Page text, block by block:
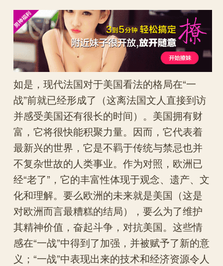
如是，现代法国对于美国看法的格局在“一
战”前就已经形成了（这离法国文人直接到访
并感受美国还有很长的时间）。美国拥有财
富，它将很快能积聚力量。因而，它代表着
最新兴的世界，它是不羁于传统与禁忌也并
不复杂世故的人类事业。作为对照，欧洲已
经“老了”，它的丰富性体现于观念、遗产、文
化和理解。要么欧洲的未来就是美国（这是
对欧洲而言最糟糕的结局），要么为了维护
其精神价值，奋起斗争，对抗美国。这些情
感在“一战”中得到了加强，并被赋予了新的意
义；“一战”中表现出来的技术和经济资源令人